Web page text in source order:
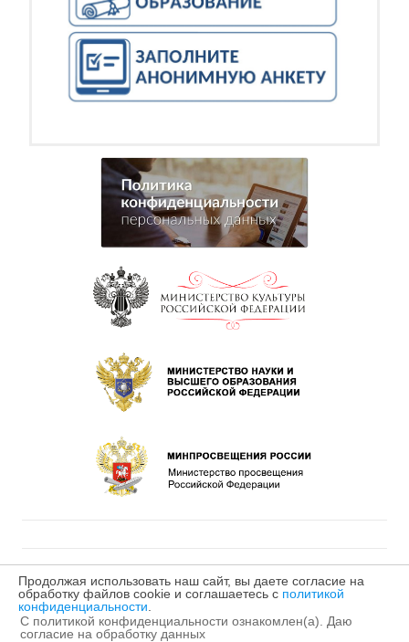
©2025 МБУДО «Детская музыкальная школа № 2»
Продолжая использовать наш сайт, вы даете согласие на
обработку файлов cookie и соглашаетесь с политикой
конфиденциальности
С политикой конфиденциальности ознакомлен(а). Даю
согласие на обработку данных